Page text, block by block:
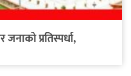
प्रतिस्पर्धा,